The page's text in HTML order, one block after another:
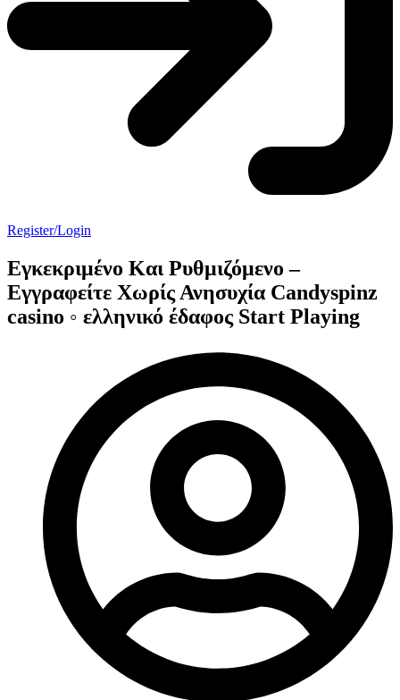
Register/Login
Εγκεκριμένο Και Ρυθμιζόμενο –
Εγγραφείτε Χωρίς Ανησυχία Candyspinz
casino ◦ ελληνικό έδαφος Start Playing